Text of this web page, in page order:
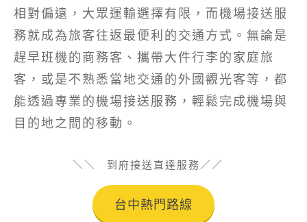
相對偏遠，大眾運輸選擇有限，而機場接送服
務就成為旅客往返最便利的交通方式。無論是
趕早班機的商務客、攜帶大件行李的家庭旅
客，或是不熟悉當地交通的外國觀光客等，都
能透過專業的機場接送服務，輕鬆完成機場與
目的地之間的移動。
到府接送直達服務
台中熱門路線